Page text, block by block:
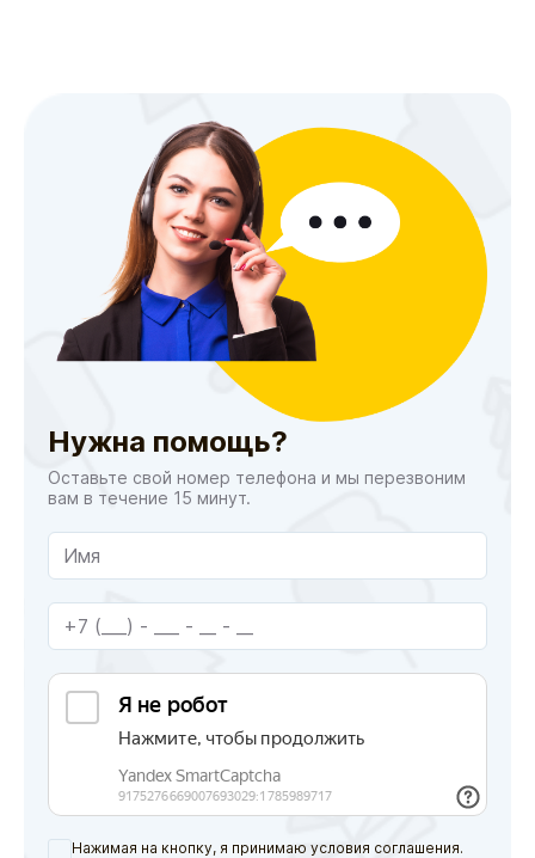
Нужна помощь?
Оставьте свой номер телефона и мы перезвоним
вам в течение 15 минут.
Нажимая на кнопку, я принимаю условия соглашения.